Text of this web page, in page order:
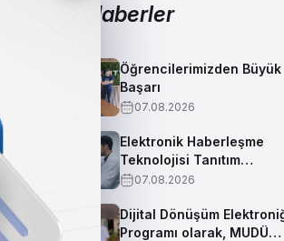
Diğer Haberler
Öğrencilerimizden Büyük
Başarı
07.08.2026
Elektronik Haberleşme
Teknolojisi Tanıtım
Videosu
07.08.2026
Dijital Dönüşüm
Programı olarak, MUDÜ